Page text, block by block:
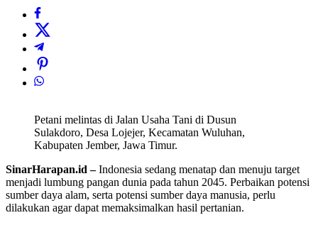
Petani melintas di Jalan Usaha Tani di Dusun
Sulakdoro, Desa Lojejer, Kecamatan Wuluhan,
Kabupaten Jember, Jawa Timur.
SinarHarapan.id –Indonesia sedang menatap dan menuju target
menjadi lumbung pangan dunia pada tahun 2045. Perbaikan potensi
sumber daya alam, serta potensi sumber daya manusia, perlu
dilakukan agar dapat memaksimalkan hasil pertanian.